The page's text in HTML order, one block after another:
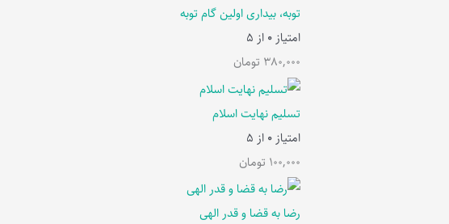
توبه، بیداری اولین گام توبه
امتیاز 0 از 5
380,000 تومان
تسلیم نهایت اسلام
امتیاز 0 از 5
100,000 تومان
رضا به قضا و قدر الهی